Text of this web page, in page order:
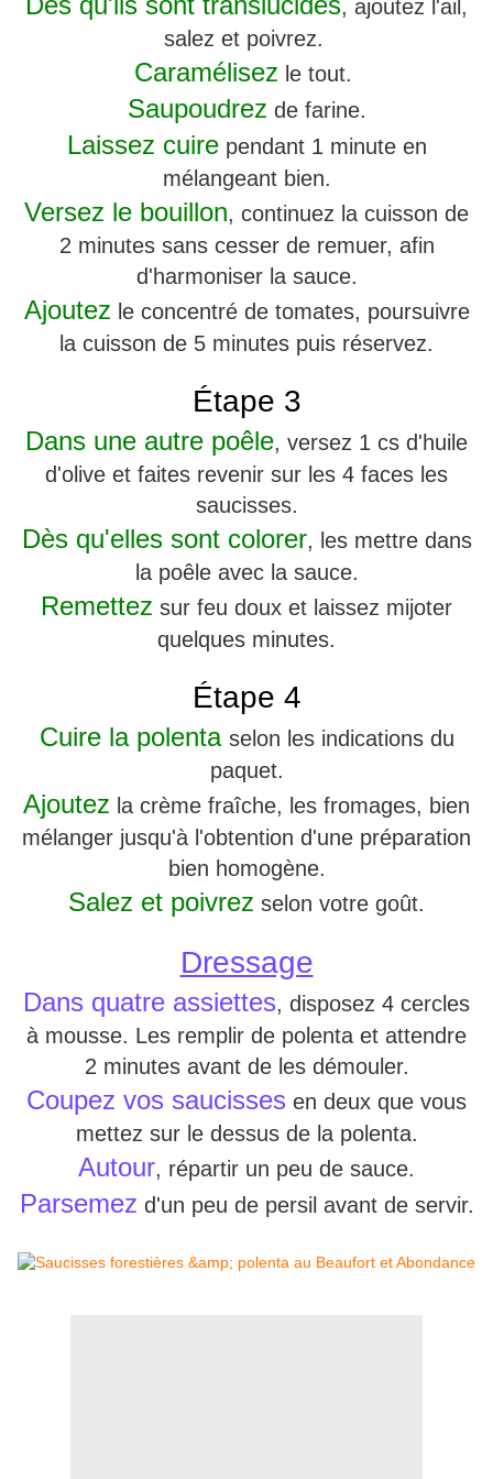
, ajoutez l'ail,
salez et poivrez.
Caramélisez le tout.
Saupoudrez de farine.
Laissez cuirependant 1 minute en
mélangeant bien.
Versez le bouillon, continuez la cuisson de
2 minutes sans cesser de remuer, afin
d'harmoniser la sauce.
Ajoutez le concentré de tomates, poursuivre
la cuisson de 5 minutes puis réservez.
Étape 3
Dans une autre poêle, versez 1 cs d'huile
d'olive et faites revenir sur les 4 faces les
saucisses.
Dès qu'elles sont colorer, les mettre dans
la poêle avec la sauce.
Remettez sur feu doux et laissez mijoter
quelques minutes.
Étape 4
Cuire la polenta selon les indications du
paquet.
Ajoutez la crème fraîche, les fromages, bien
mélanger jusqu'à l'obtention d'une préparation
bien homogène.
Salez et poivrez selon votre goût.
Dressage
Dans quatre assiettes, disposez 4 cercles
à mousse. Les remplir de polenta et attendre
2 minutes avant de les démouler.
Coupez vos saucisses en deux que vous
mettez sur le dessus de la polenta.
Autour, répartir un peu de sauce.
Parsemez d'un peu de persil avant de servir.